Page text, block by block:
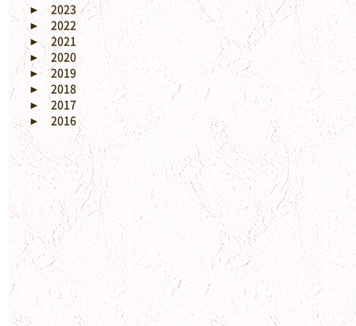
►
2023
►
2022
►2021
► 2020
► 2019
►
2018
►
2017
►
2016